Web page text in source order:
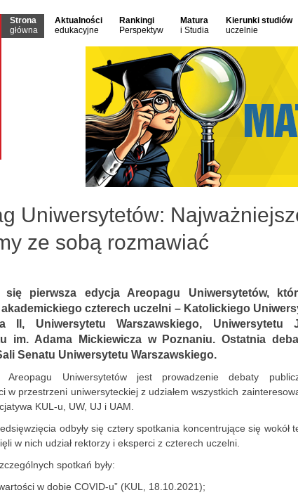
Strona
główna
Aktualności
edukacyjne
Rankingi
Perspektyw
Matura
i Studia
Kierunki studiów
uczelnie
Uniwersytetów:
ze sobą rozmawiać
się pierwsza edycja Areopagu Uniwersytetów,
czterech uczelni – Katolickiego
II, Uniwersytetu Warszawskiego, Uniwersytetu
im. Adama Mickiewicza w Poznaniu. Ostatnia
Senatu Uniwersytetu Warszawskiego.
Areopagu Uniwersytetów jest prowadzenie debaty
w przestrzeni uniwersyteckiej z udziałem wszystkich
KUL-u, UW, UJ i UAM.
odbyły się cztery spotkania koncentrujące się wokół
w nich udział rektorzy i eksperci z czterech uczelni.
spotkań były:
wartości w dobie COVID-u” (KUL, 18.10.2021);